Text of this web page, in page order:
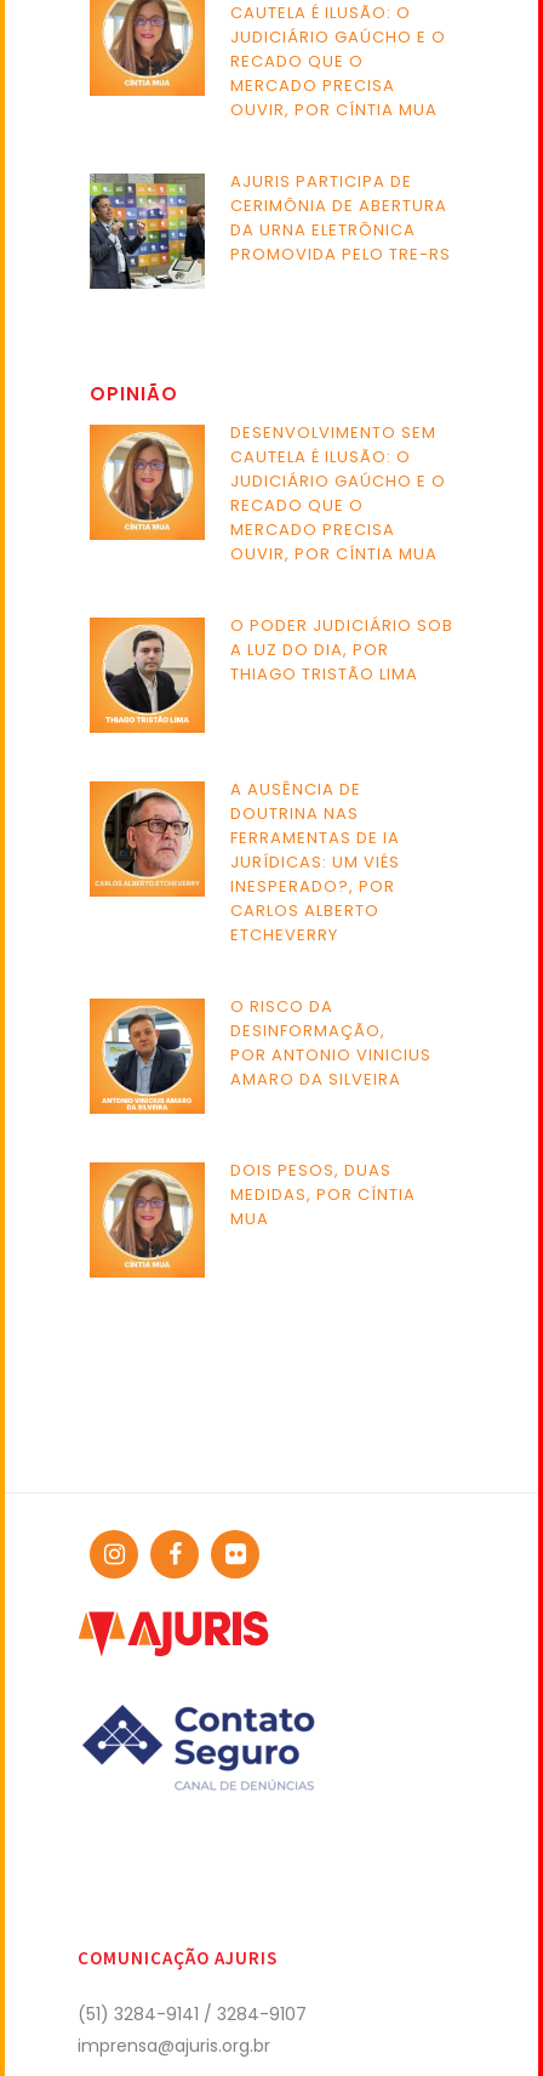
CAUTELA É ILUSÃO: O
JUDICIÁRIO GAÚCHO E O
RECADO QUE O
MERCADO PRECISA
OUVIR, POR CÍNTIA MUA
AJURIS PARTICIPA DE
CERIMÔNIA DE ABERTURA
DA URNA ELETRÔNICA
PROMOVIDA PELO TRE-RS
OPINIÃO
DESENVOLVIMENTO SEM
CAUTELA É ILUSÃO: O
JUDICIÁRIO GAÚCHO E O
RECADO QUE O
MERCADO PRECISA
OUVIR, POR CÍNTIA MUA
O PODER JUDICIÁRIO SOB
A LUZ DO DIA, POR
THIAGO TRISTÃO LIMA
A AUSÊNCIA DE
DOUTRINA NAS
FERRAMENTAS DE IA
JURÍDICAS: UM VIÉS
INESPERADO?, POR
CARLOS ALBERTO
ETCHEVERRY
O RISCO DA
DESINFORMAÇÃO,
POR ANTONIO VINICIUS
AMARO DA SILVEIRA
DOIS PESOS, DUAS
MEDIDAS, POR CÍNTIA
MUA
COMUNICAÇÃO AJURIS
(51) 3284-9141 / 3284-9107
imprensa@ajuris.org.br